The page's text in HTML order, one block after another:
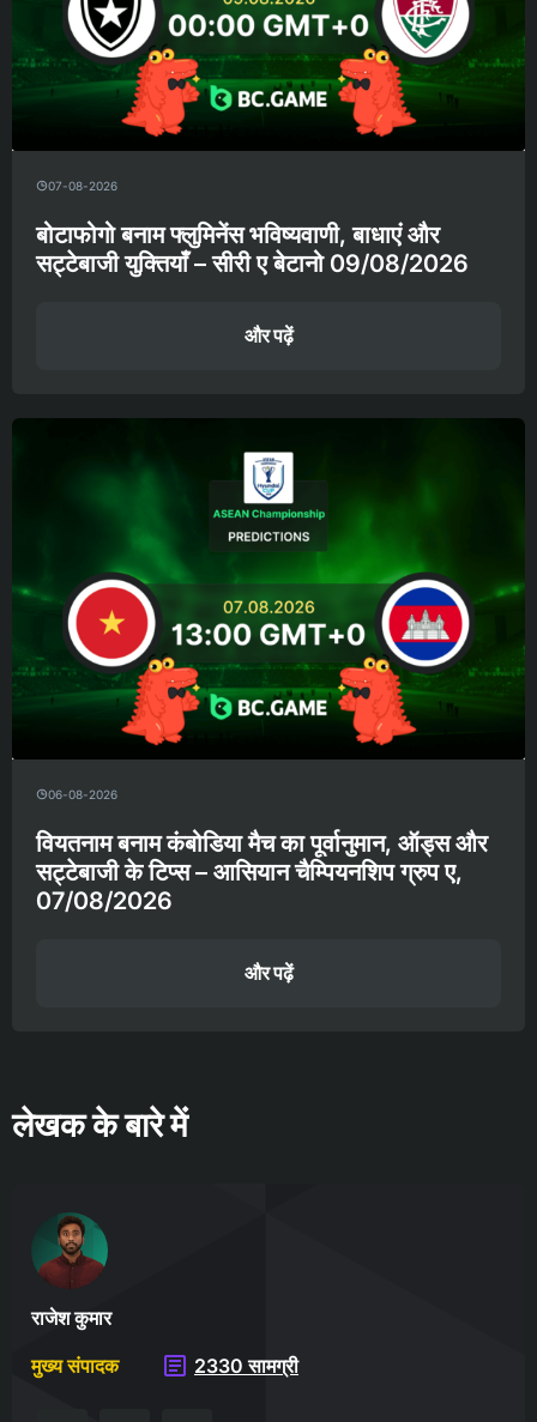
07-08-2026
बोटाफोगो बनाम फ्लुमिनेंस भविष्यवाणी, बाधाएं और
सट्टेबाजी युक्तियाँ – सीरी ए बेटानो 09/08/2026
और पढ़ें
06-08-2026
वियतनाम बनाम कंबोडिया मैच का पूर्वानुमान, ऑड्स और
सट्टेबाजी के टिप्स – आसियान चैम्पियनशिप ग्रुप ए,
07/08/2026
और पढ़ें
लेखक के बारे में
राजेश कुमार
मुख्य संपादक
2330 सामग्री